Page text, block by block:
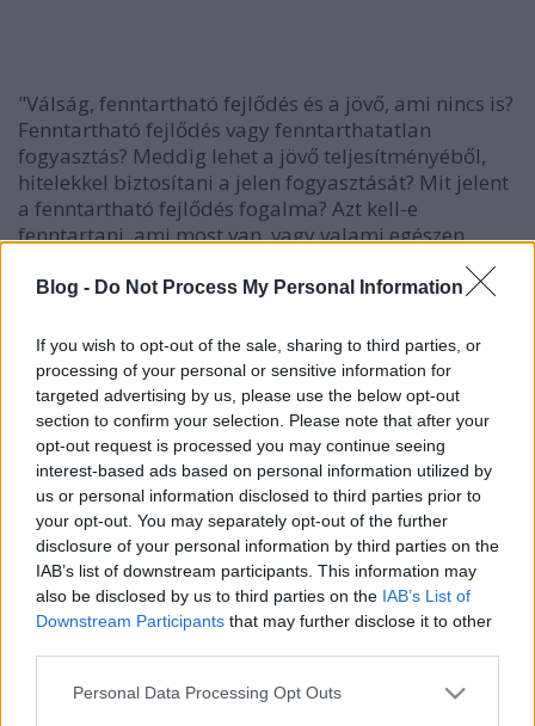
Blog - Do Not Process My Personal Information
If you wish to opt-out of the sale, sharing to third parties, or
processing of your personal or sensitive information for
targeted advertising by us, please use the below opt-out
section to confirm your selection. Please note that after your
opt-out request is processed you may continue seeing
interest-based ads based on personal information utilized by
us or personal information disclosed to third parties prior to
your opt-out. You may separately opt-out of the further
disclosure of your personal information by third parties on the
IAB’s list of downstream participants. This information may
also be disclosed by us to third parties on the IAB’s List of
Downstream Participants that may further disclose it to other
Please note that this website/app uses one or more Google
Personal Data Processing Opt Outs
"Válság, fenntartható fejlődés és a jövő, ami nincs is?
Fenntartható fejlődés vagy fenntarthatatlan
fogyasztás? Meddig lehet a jövő teljesítményéből,
hitelekkel biztosítani a jelen fogyasztását? Mit jelent
a fenntartható fejlődés fogalma? Azt kell-e
fenntartani, ami most van, vagy valami egészen
mást? Meddig élhetünk vissza a környezettel, és
mikor mondhatjuk ki, hogy feléltük a jövőnket? Igaz-
ökológiai válságnak? Igaz-e, hogy a kiút egy drámai
és gyökeres életmódváltás lesz? A stúdióban: Láng
István akadémikus, Zágoni Miklós klímakutató,
Hetesi Zsolt fizikus és Bogár László közgazdász."
Címkék:videó zöld hír tv bogár válság természet környezet
ökológia láng fenntarthatóság hetesi
Ajánlott bejegyzések: